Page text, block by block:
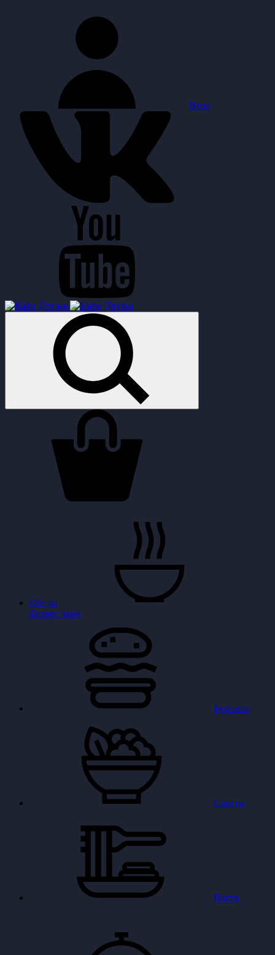
Вход
Обеды
Бизнес ланч
Бургеры
Салаты
Паста